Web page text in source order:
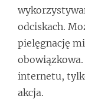
odciskach.
pielęgnację
internetu,
akcja.